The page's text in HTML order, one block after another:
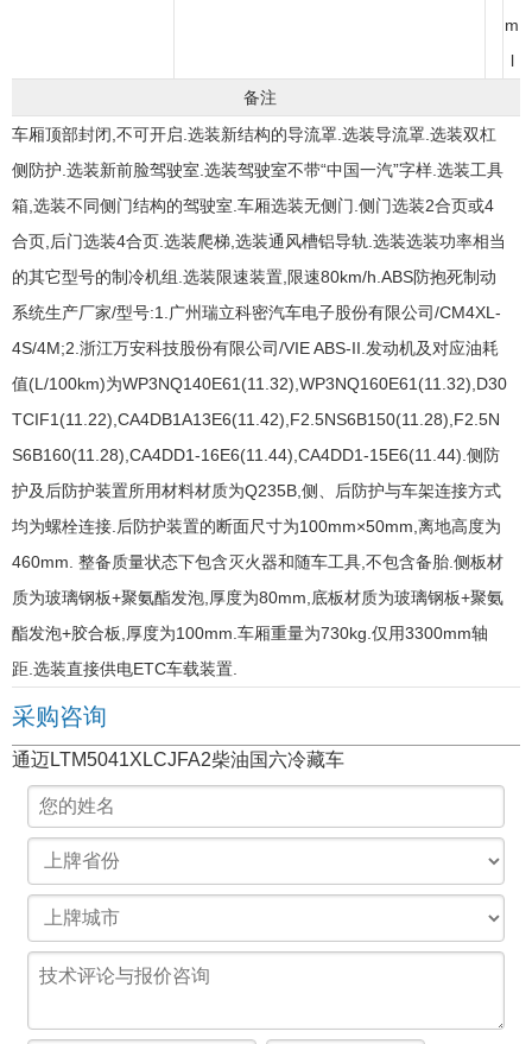
m
l
备注
车厢顶部封闭,不可开启.选装新结构的导流罩.选装导流罩.选装双杠
侧防护.选装新前脸驾驶室.选装驾驶室不带“中国一汽”字样.选装工具
箱,选装不同侧门结构的驾驶室.车厢选装无侧门.侧门选装2合页或4
合页,后门选装4合页.选装爬梯,选装通风槽铝导轨.选装选装功率相当
的其它型号的制冷机组.选装限速装置,限速80km/h.ABS防抱死制动
系统生产厂家/型号:1.广州瑞立科密汽车电子股份有限公司/CM4XL-
4S/4M;2.浙江万安科技股份有限公司/VIE ABS-II.发动机及对应油耗
值(L/100km)为WP3NQ140E61(11.32),WP3NQ160E61(11.32),D30
TCIF1(11.22),CA4DB1A13E6(11.42),F2.5NS6B150(11.28),F2.5N
S6B160(11.28),CA4DD1-16E6(11.44),CA4DD1-15E6(11.44).侧防
护及后防护装置所用材料材质为Q235B,侧、后防护与车架连接方式
均为螺栓连接.后防护装置的断面尺寸为100mm×50mm,离地高度为
460mm. 整备质量状态下包含灭火器和随车工具,不包含备胎.侧板材
质为玻璃钢板+聚氨酯发泡,厚度为80mm,底板材质为玻璃钢板+聚氨
酯发泡+胶合板,厚度为100mm.车厢重量为730kg.仅用3300mm轴
距.选装直接供电ETC车载装置.
采购咨询
通迈LTM5041XLCJFA2柴油国六冷藏车